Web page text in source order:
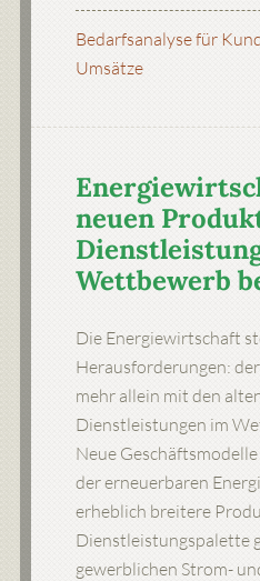
Bedarfsanalyse für
Umsätze
neuen
Wettbewerb
Die Energiewirtschaft
Herausforderungen:
mehr allein mit den
Dienstleistungen im
Neue
der erneuerbaren
erheblich breitere
Dienstleistungspalette
gewerblichen Strom-